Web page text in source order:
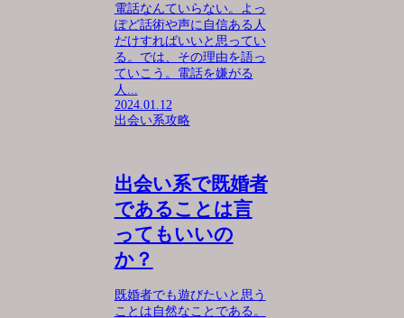
電話なんていらない。よっ
ぽど話術や声に自信ある人
だけすればいいと思ってい
る。では、その理由を語っ
ていこう。電話を嫌がる
人...
2024.01.12
出会い系攻略
出会い系で既婚者
であることは言
ってもいいの
か？
既婚者でも遊びたいと思う
ことは自然なことである。